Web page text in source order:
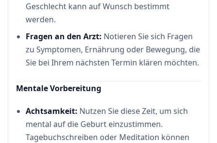
Geschlecht kann auf Wunsch bestimmt
werden.
Fragen an den Arzt: Notieren Sie sich Fragen
zu Symptomen, Ernährung oder Bewegung, die
Sie bei Ihrem nächsten Termin klären möchten.
Mentale Vorbereitung
Achtsamkeit: Nutzen Sie diese Zeit, um sich
mental auf die Geburt einzustimmen.
Tagebuchschreiben oder Meditation können